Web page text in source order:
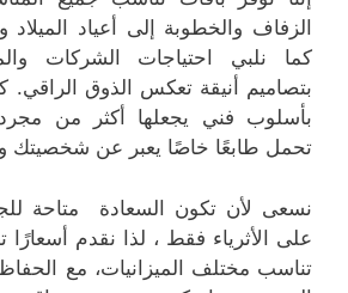
الزفاف والخطوبة إلى أعياد الميلاد
كما نلبي احتياجات الشركات
بتصاميم أنيقة تعكس الذوق الراقي.
بأسلوب فني يجعلها أكثر من
تحمل طابعًا خاصًا يعبر عن شخصيتك
نسعى لأن تكون السعادة متاحة
على الأثرياء فقط ، لذا نقدم
تناسب مختلف الميزانيات، مع